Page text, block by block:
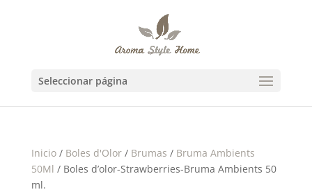
Seleccionar página
Inicio/ Boles d'Olor/ Brumas / Bruma Ambients
50Ml / Boles d’olor-Strawberries-Bruma Ambients 50
ml.